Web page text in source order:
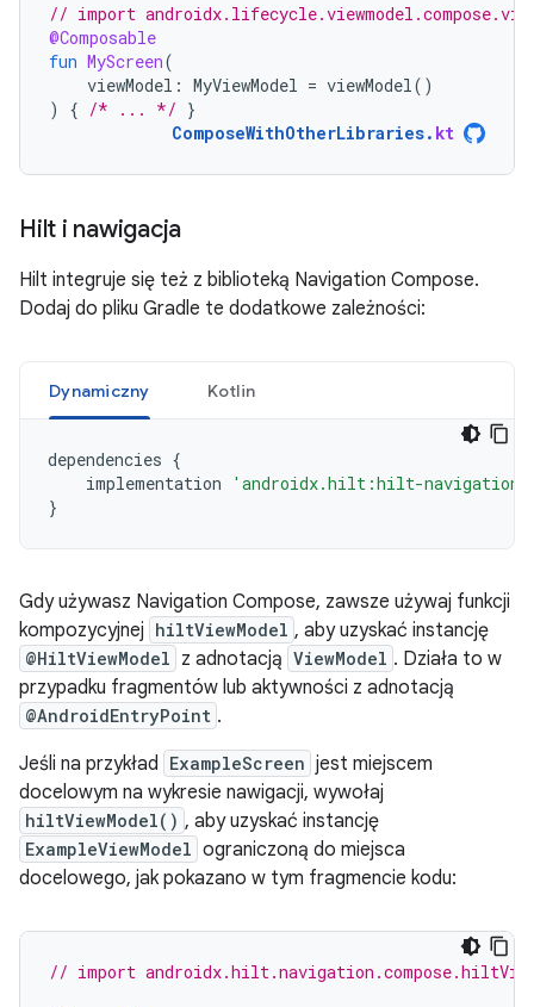
// import
@Composable
fun MyScreen(
viewModel : MyViewModel = viewModel()
)
{ /* ... */ }
ComposeWithOtherLibraries. kt
Hilt i nawigacja
Hilt integruje się też z biblioteką Navigation Compose.
Dodaj do pliku Gradle te dodatkowe zależności:
Dynamiczny Kotlin
dependencies {
implementation
'androidx.hilt:hilt-navigation-
}
Gdy używasz Navigation Compose, zawsze używaj funkcji
kompozycyjnej hiltViewModel , aby uzyskać instancję
@HiltViewModel z adnotacją ViewModel . Działa to w
przypadku fragmentów lub aktywności z adnotacją
@AndroidEntryPoint .
Jeśli na przykład ExampleScreen jest miejscem
docelowym na wykresie nawigacji, wywołaj
hiltViewModel() , aby uzyskać instancję
ExampleViewModel ograniczoną do miejsca
docelowego, jak pokazano w tym fragmencie kodu:
// import